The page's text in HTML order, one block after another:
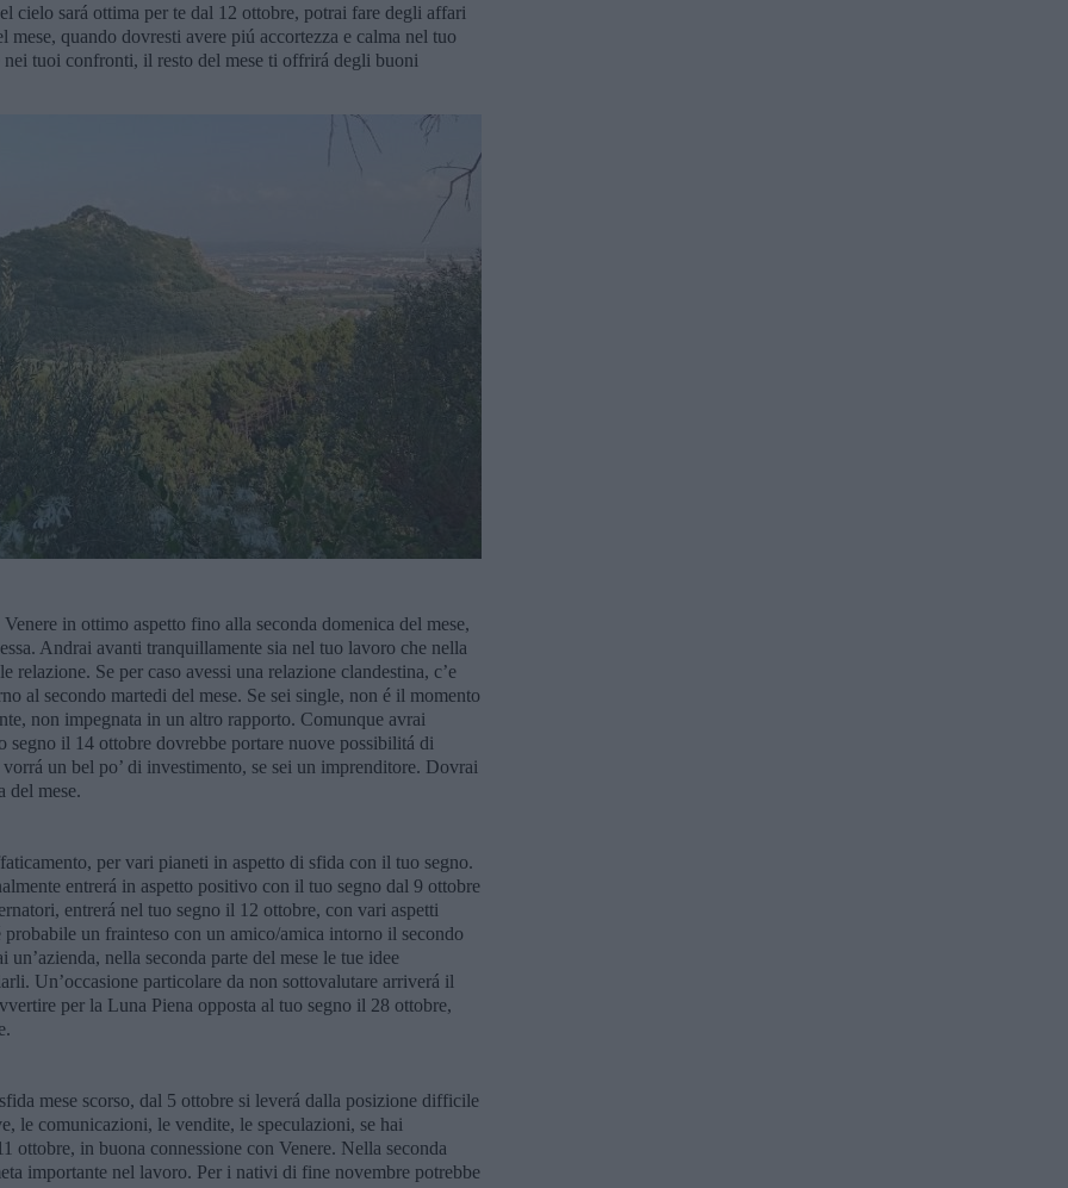
cielo sará ottima per te dal 12 ottobre, potrai fare degli affari
quando dovresti avere piú accortezza e calma nel tuo
tuoi confronti, il resto del mese ti offrirá degli buoni
in ottimo aspetto fino alla seconda domenica del mese,
Andrai avanti tranquillamente sia nel tuo lavoro che nella
relazione. Se per caso avessi una relazione clandestina, c’e
al secondo martedi del mese. Se sei single, non é il momento
non impegnata in un altro rapporto. Comunque avrai
il 14 ottobre dovrebbe portare nuove possibilitá di
un bel po’ di investimento, se sei un imprenditore. Dovrai
del mese.
per vari pianeti in aspetto di sfida con il tuo segno.
entrerá in aspetto positivo con il tuo segno dal 9 ottobre
entrerá nel tuo segno il 12 ottobre, con vari aspetti
un frainteso con un amico/amica intorno il secondo
nella seconda parte del mese le tue idee
Un’occasione particolare da non sottovalutare arriverá il
per la Luna Piena opposta al tuo segno il 28 ottobre,
mese scorso, dal 5 ottobre si leverá dalla posizione difficile
le comunicazioni, le vendite, le speculazioni, se hai
ottobre, in buona connessione con Venere. Nella seconda
importante nel lavoro. Per i nativi di fine novembre potrebbe